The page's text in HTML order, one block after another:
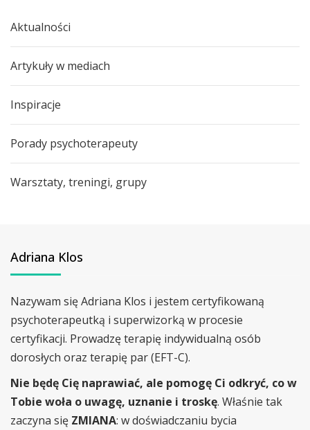
Aktualności
Artykuły w mediach
Inspiracje
Porady psychoterapeuty
Warsztaty, treningi, grupy
Adriana Klos
Nazywam się Adriana Klos i jestem certyfikowaną
psychoterapeutką i superwizorką w procesie
certyfikacji. Prowadzę terapię indywidualną osób
dorosłych oraz terapię par (EFT-C).
Nie będę Cię naprawiać, ale pomogę Ci odkryć, co w
Tobie woła o uwagę, uznanie i troskę. Właśnie tak
zaczyna się ZMIANA: w doświadczaniu bycia